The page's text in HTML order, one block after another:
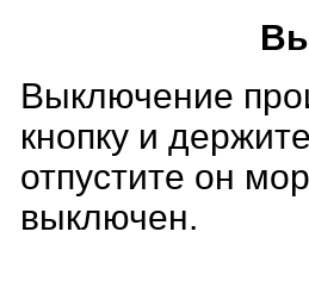
Выключение
кнопку и
отпустите он
выключен.